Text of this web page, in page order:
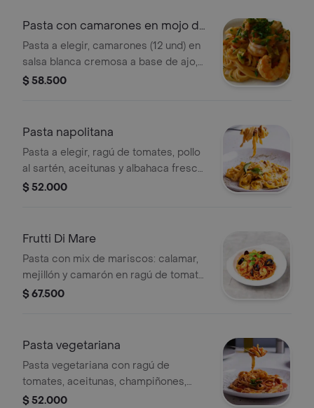
Pasta con camarones en mojo de
ajo
Pasta a elegir, camarones (12 und) en
salsa blanca cremosa a base de ajo,
perejil y albahaca. ensalada césar y
$ 58.500
Pasta napolitana
Pasta a elegir, ragú de tomates, pollo
al sartén, aceitunas y albahaca fresca.
ensalada césar y pan de la bandida.
$ 52.000
Frutti Di Mare
Pasta con mix de mariscos: calamar,
mejillón y camarón en ragú de tomate,
perejil y albahaca.
$ 67.500
Pasta vegetariana
Pasta vegetariana con ragú de
tomates, aceitunas, champiñones,
cebolla y mozzarella de búfala. Incluye
$ 52.000